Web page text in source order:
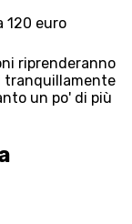
120 euro
riprenderanno
tranquillamente
un po' di più